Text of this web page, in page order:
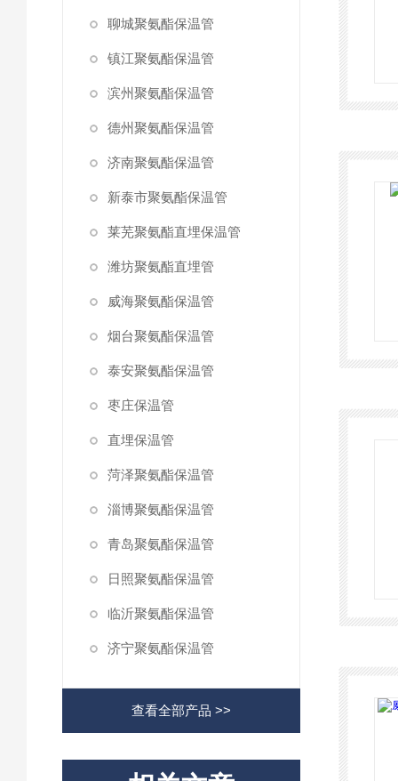
聊城聚氨酯保温管
镇江聚氨酯保温管
滨州聚氨酯保温管
德州聚氨酯保温管
济南聚氨酯保温管
新泰市聚氨酯保温管
莱芜聚氨酯直埋保温管
潍坊聚氨酯直埋管
威海聚氨酯保温管
烟台聚氨酯保温管
泰安聚氨酯保温管
枣庄保温管
直埋保温管
菏泽聚氨酯保温管
淄博聚氨酯保温管
青岛聚氨酯保温管
日照聚氨酯保温管
临沂聚氨酯保温管
济宁聚氨酯保温管
查看全部产品 >>